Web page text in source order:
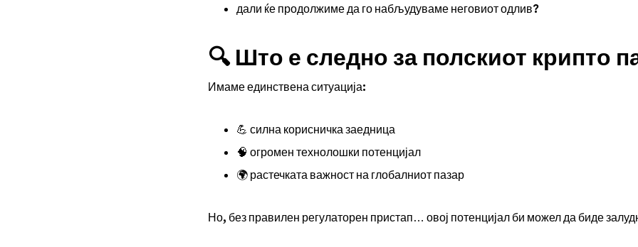
дали ќе продолжиме да го набљудуваме неговиот одлив?
🔍 Што е следно за полскиот крипто
Имаме единствена ситуација:
💪 силна корисничка заедница
🧠 огромен технолошки потенцијал
🌍 растечката важност на глобалниот пазар
Но, без правилен регулаторен пристап… овој потенцијал би можел да биде